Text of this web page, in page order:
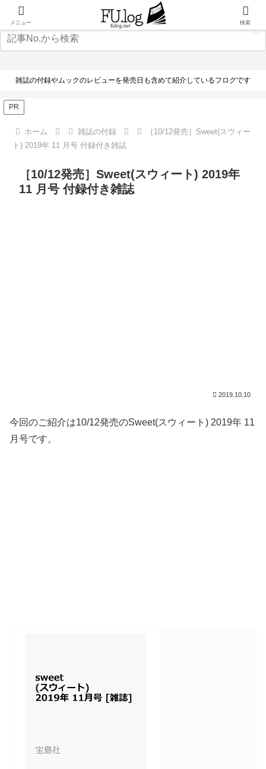
雑誌の付録やムックのレビューを発売日も含めて紹介しているフログです
PR
ホーム 雑誌の付録
［10/12発売］Sweet(スウィー
ト) 2019年 11 月号 付録付き雑誌
［10/12発売］Sweet(スウィート) 2019年
11 月号 付録付き雑誌
2019.10.10
今回のご紹介は10/12発売のSweet(スウィート) 2019年 11
月号です。
メニュー 検索